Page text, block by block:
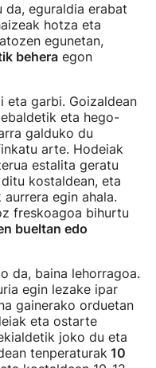
eguraldia erabat
hotza eta
egunetan,
behera egon
eta garbi. Goizaldean
eta hego-
galduko du
arte. Hodeiak
estalita geratu
kostaldean, eta
egin ahala.
freskoagoa bihurtu
bueltan edo
da, baina lehorragoa.
egin lezake ipar
gainerako orduetan
eta ostarte
joko du eta
tenperaturak 10